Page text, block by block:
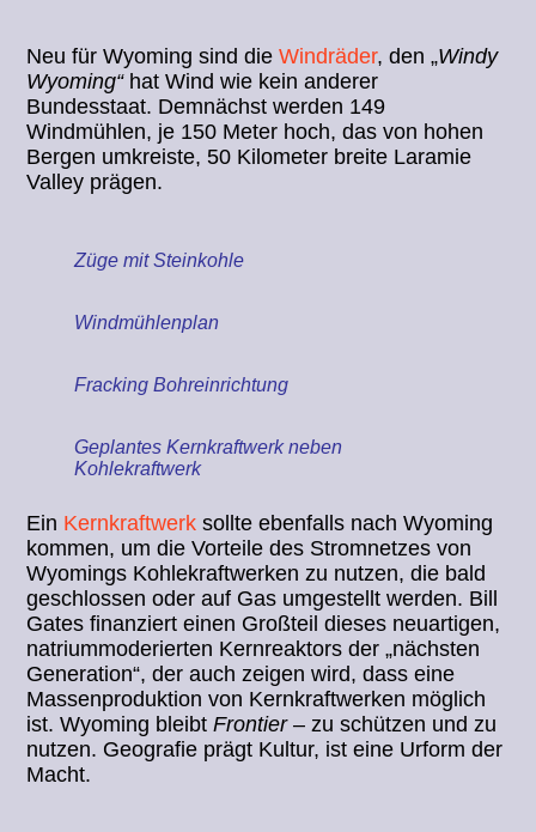
Neu für Wyoming sind dieWindräder, den „Windy
Wyoming“hat Wind wie kein anderer
Bundesstaat. Demnächst werden 149
Windmühlen, je 150 Meter hoch, das von hohen
Bergen umkreiste, 50 Kilometer breite Laramie
Valley prägen.
Züge mit Steinkohle
Windmühlenplan
Fracking Bohreinrichtung
Geplantes Kernkraftwerk neben
Kohlekraftwerk
Ein Kernkraftwerk sollte ebenfalls nach Wyoming
kommen, um die Vorteile des Stromnetzes von
Wyomings Kohlekraftwerken zu nutzen, die bald
geschlossen oder auf Gas umgestellt werden. Bill
Gates finanziert einen Großteil dieses neuartigen,
natriummoderierten Kernreaktors der „nächsten
Generation“, der auch zeigen wird, dass eine
Massenproduktion von Kernkraftwerken möglich
ist. Wyoming bleibtFrontier– zu schützen und zu
nutzen. Geografie prägt Kultur, ist eine Urform der
Macht.